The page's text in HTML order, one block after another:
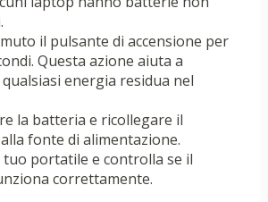
il pulsante di accensione per
Questa azione aiuta a
energia residua nel
la batteria e ricollegare il
fonte di alimentazione.
tuo portatile e controlla se il
correttamente.